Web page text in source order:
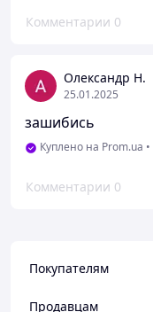
Комментарии 0
Олександр Н.
25.01.2025
зашибись
Куплено на Prom.ua •
Комментарии 0
Покупателям
Продавцам